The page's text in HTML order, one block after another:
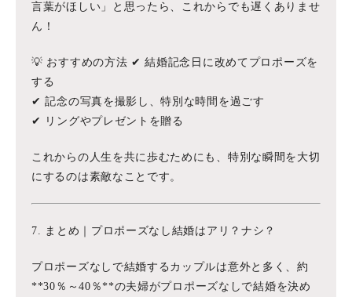
言葉がほしい」と思ったら、これからでも遅くありませ
ん！
💡 おすすめの方法 ✔ 結婚記念日に改めてプロポーズを
する
✔ 記念の写真を撮影し、特別な時間を過ごす
✔ リングやプレゼントを贈る
これからの人生を共に歩むためにも、特別な瞬間を大切
にするのは素敵なことです。
7. まとめ｜プロポーズなし結婚はアリ？ナシ？
プロポーズなしで結婚するカップルは意外と多く、約
**30％～40％**の夫婦がプロポーズなしで結婚を決め